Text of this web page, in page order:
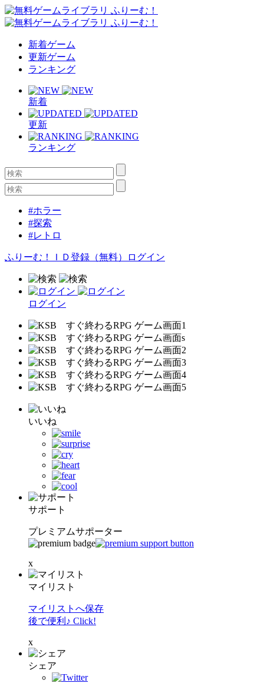
新着ゲーム
更新ゲーム
ランキング
新着
更新
ランキング
#ホラー
#探索
#レトロ
ふりーむ！ＩＤ登録（無料） ログイン
ログイン
いいね
サポート
プレミアムサポーター
x
マイリスト
マイリストへ保存
後で便利♪ Click!
x
シェア